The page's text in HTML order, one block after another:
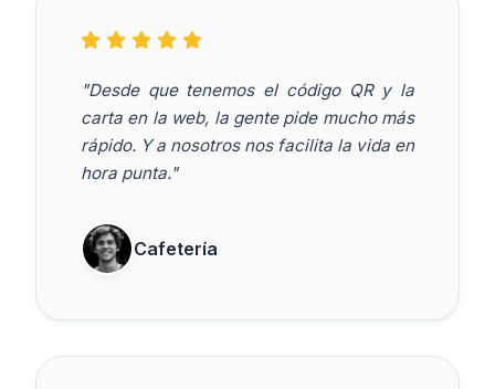
"Desde que tenemos el código QR y la
carta en la web, la gente pide mucho más
rápido. Y a nosotros nos facilita la vida en
hora punta."
Cafetería